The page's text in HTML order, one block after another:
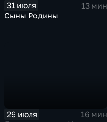
31 июля
13 мин
Сыны Родины
29 июля
16 мин